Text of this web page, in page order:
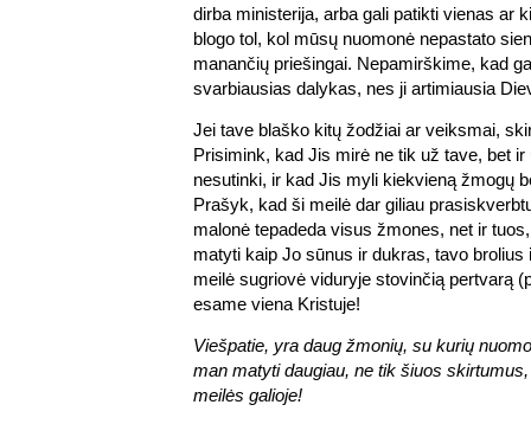
dirba ministerija, arba gali patikti vienas ar
blogo tol, kol mūsų nuomonė nepastato
manančių priešingai. Nepamirškime, kad
svarbiausias dalykas, nes ji artimiausia
Jei tave blaško kitų žodžiai ar veiksmai,
Prisimink, kad Jis mirė ne tik už tave, bet
nesutinki, ir kad Jis myli kiekvieną žmogų
Prašyk, kad ši meilė dar giliau
malonė tepadeda visus žmones, net ir
matyti kaip Jo sūnus ir dukras, tavo
meilė sugriovė viduryje stovinčią pertvarą
esame viena Kristuje!
Viešpatie, yra daug žmonių, su kurių
man matyti daugiau, ne tik šiuos
meilės galioje!